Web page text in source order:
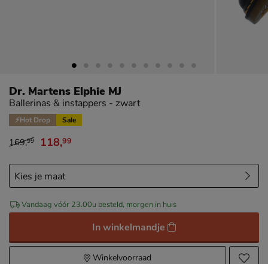
Dr. Martens Elphie MJ
Ballerinas & instappers - zwart
⚡Hot Drop Sale
van € 169,99 voor € 118,99
169,99 118,99
Vandaag vóór 23.00u besteld, morgen in huis
In winkelmandje
Winkelvoorraad